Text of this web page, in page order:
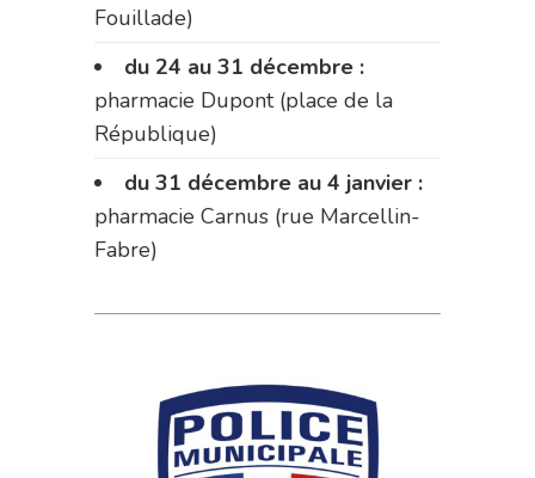
Fouillade)
du 24 au 31 décembre :
pharmacie Dupont (place de la
République)
du 31 décembre au 4 janvier :
pharmacie Carnus (rue Marcellin-
Fabre)